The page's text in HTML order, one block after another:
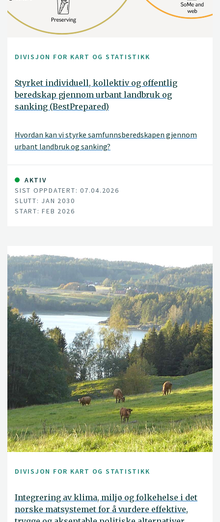
DIVISJON FOR KART OG STATISTIKK
Styrket individuell, kollektiv og offentlig
beredskap gjennom urbant landbruk og
sanking (BestPrepared)
Hvordan kan vi styrke samfunnsberedskapen gjennom
urbant landbruk og sanking?
AKTIV
SIST OPPDATERT: 07.04.2026
SLUTT: JAN 2030
START: FEB 2026
DIVISJON FOR KART OG STATISTIKK
Integrering av klima, miljø og folkehelse i det
norske matsystemet for å vurdere effektive,